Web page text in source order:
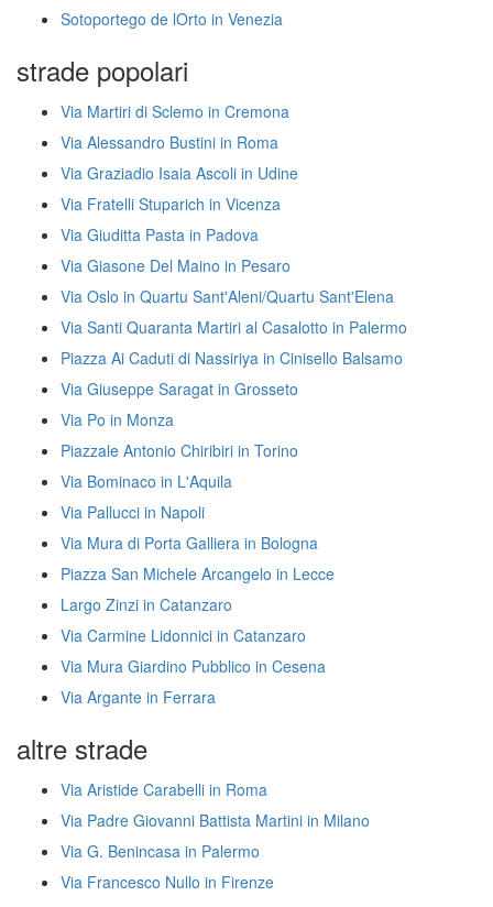
Sotoportego de lOrto in Venezia
strade popolari
Via Martiri di Sclemo in Cremona
Via Alessandro Bustini in Roma
Via Graziadio Isaia Ascoli in Udine
Via Fratelli Stuparich in Vicenza
Via Giuditta Pasta in Padova
Via Giasone Del Maino in Pesaro
Via Oslo in Quartu Sant'Aleni/Quartu Sant'Elena
Via Santi Quaranta Martiri al Casalotto in Palermo
Piazza Ai Caduti di Nassiriya in Cinisello Balsamo
Via Giuseppe Saragat in Grosseto
Via Po in Monza
Piazzale Antonio Chiribiri in Torino
Via Bominaco in L'Aquila
Via Pallucci in Napoli
Via Mura di Porta Galliera in Bologna
Piazza San Michele Arcangelo in Lecce
Largo Zinzi in Catanzaro
Via Carmine Lidonnici in Catanzaro
Via Mura Giardino Pubblico in Cesena
Via Argante in Ferrara
altre strade
Via Aristide Carabelli in Roma
Via Padre Giovanni Battista Martini in Milano
Via G. Benincasa in Palermo
Via Francesco Nullo in Firenze